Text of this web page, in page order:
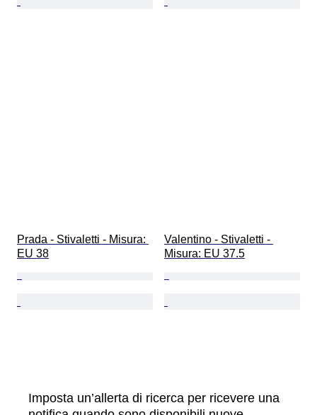
Prada - Stivaletti - Misura:
EU 38
Valentino - Stivaletti -
Misura: EU 37.5
Imposta un’allerta di ricerca per ricevere una